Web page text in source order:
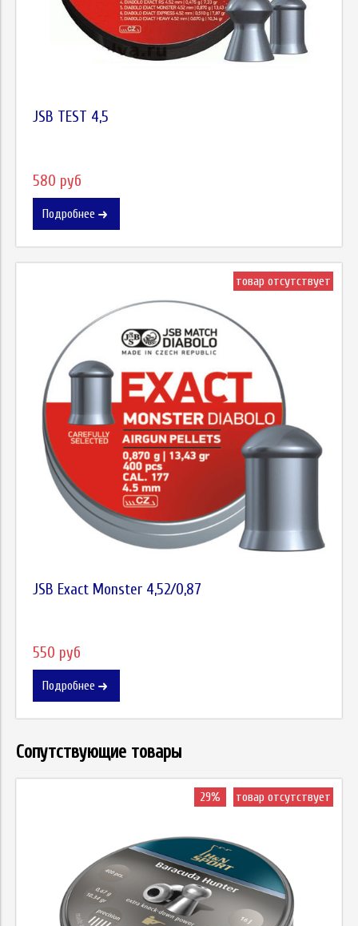
JSB TEST 4,5
580 руб
Подробнее
товар отсутствует
JSB Exact Monster 4,52/0,87
550 руб
Подробнее
Сопутствующие товары
29% товар отсутствует